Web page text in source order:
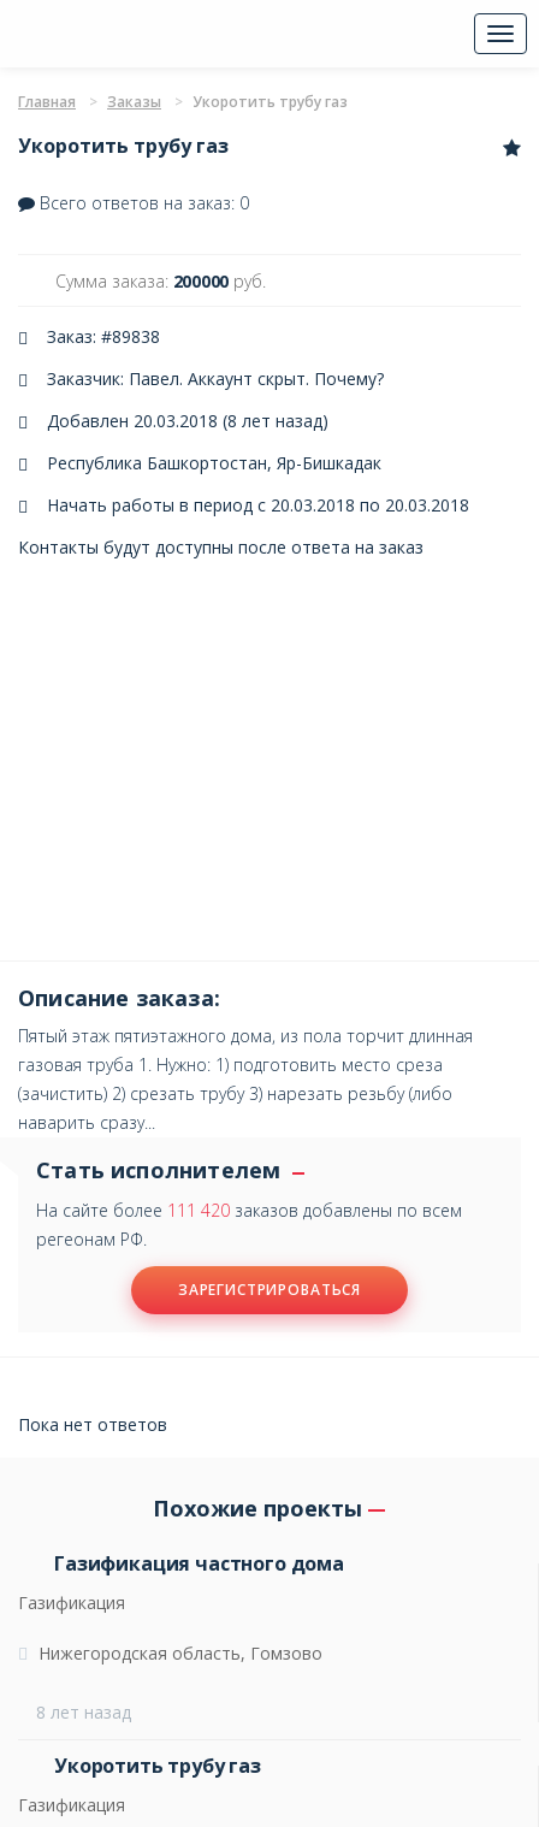
Главная Заказы Укоротить трубу газ
Укоротить трубу газ
Всего ответов на заказ: 0
Сумма заказа: 200000 руб.
Заказ: #89838
Заказчик: Павел. Аккаунт скрыт. Почему?
Добавлен 20.03.2018 (8 лет назад)
Республика Башкортостан, Яр-Бишкадак
Начать работы в период с 20.03.2018 по 20.03.2018
Контакты будут доступны после ответа на заказ
Описание заказа:
Пятый этаж пятиэтажного дома, из пола торчит длинная
газовая труба 1. Нужно: 1) подготовить место среза
(зачистить) 2) срезать трубу 3) нарезать резьбу (либо
наварить сразу...
Стать исполнителем
На сайте более 111 420 заказов добавлены по всем
регеонам РФ.
ЗАРЕГИСТРИРОВАТЬСЯ
Пока нет ответов
Похожие проекты
Газификация частного дома
Газификация
8 лет назад
Нижегородская область, Гомзово
Укоротить трубу газ
Газификация